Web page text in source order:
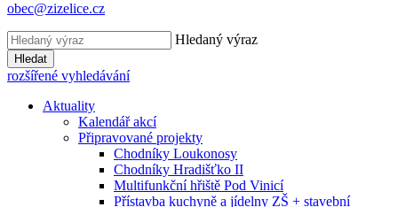
obec@zizelice.cz
Hledaný výraz
Hledat
rozšířené vyhledávání
Aktuality
Kalendář akcí
Připravované projekty
Chodníky Loukonosy
Chodníky Hradišťko II
Multifunkční hřiště Pod Vinicí
Přístavba kuchyně a jídelny ZŠ + stavební